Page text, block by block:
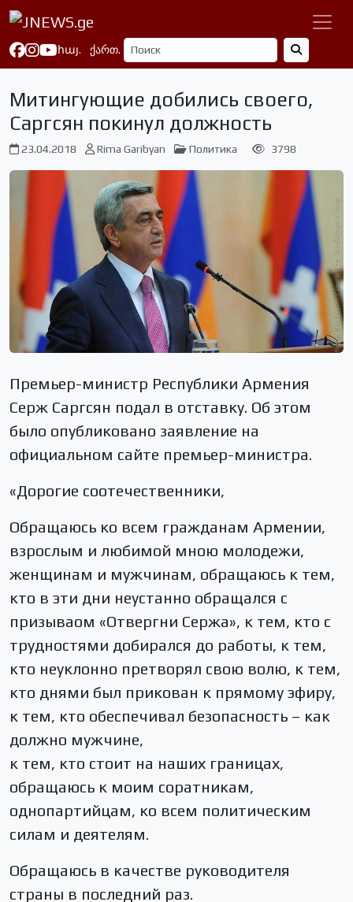
հայ. ქართ.
Митингующие добились своего,
Саргсян покинул должность
23.04.2018 Rima Garibyan Политика 3798
Премьер-министр Республики Армения
Серж Саргсян подал в отставку. Об этом
было опубликовано заявление на
официальном сайте премьер-министра.
«Дорогие соотечественники,
Обращаюсь ко всем гражданам Армении,
взрослым и любимой мною молодежи,
женщинам и мужчинам, обращаюсь к тем,
кто в эти дни неустанно обращался с
призываом «Отвергни Сержа», к тем, кто с
трудностями добирался до работы, к тем,
кто неуклонно претворял свою волю, к тем,
кто днями был прикован к прямому эфиру,
к тем, кто обеспечивал безопасность – как
должно мужчине,
к тем, кто стоит на наших границах,
обращаюсь к моим соратникам,
однопартийцам, ко всем политическим
силам и деятелям.
Обращаюсь в качестве руководителя
страны в последний раз.